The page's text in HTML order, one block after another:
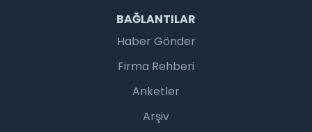
BAĞLANTILAR
Haber Gönder
Firma Rehberi
Anketler
Arşiv